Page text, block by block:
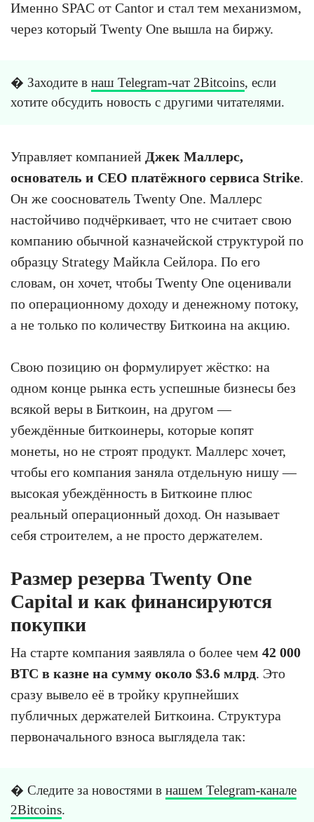
Именно SPAC от Cantor и стал тем механизмом,
через который Twenty One вышла на биржу.
� Заходите в наш Telegram-чат 2Bitcoins, если
хотите обсудить новость с другими читателями.
Управляет компанией Джек Маллерс,
основатель и CEO платёжного сервиса Strike.
Он же сооснователь Twenty One. Маллерс
настойчиво подчёркивает, что не считает свою
компанию обычной казначейской структурой по
образцу Strategy Майкла Сейлора. По его
словам, он хочет, чтобы Twenty One оценивали
по операционному доходу и денежному потоку,
а не только по количеству Биткоина на акцию.
Свою позицию он формулирует жёстко: на
одном конце рынка есть успешные бизнесы без
всякой веры в Биткоин, на другом —
убеждённые биткоинеры, которые копят
монеты, но не строят продукт. Маллерс хочет,
чтобы его компания заняла отдельную нишу —
высокая убеждённость в Биткоине плюс
реальный операционный доход. Он называет
себя строителем, а не просто держателем.
Размер резерва Twenty One
Capital и как финансируются
покупки
На старте компания заявляла о более чем 42 000
BTC в казне на сумму около $3.6 млрд. Это
сразу вывело её в тройку крупнейших
публичных держателей Биткоина. Структура
первоначального взноса выглядела так:
� Следите за новостями в нашем Telegram-канале
2Bitcoins.